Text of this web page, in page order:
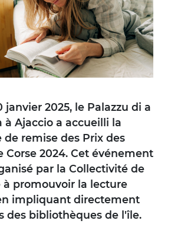
janvier 2025, le Palazzu di a
Ajaccio a accueilli la
de remise des Prix des
Corse 2024. Cet événement
par la Collectivité de
à promouvoir la lecture
impliquant directement
des bibliothèques de l'île.